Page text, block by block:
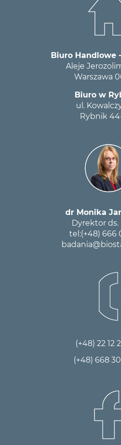
Biuro Handlowe
Aleje
Warszawa
Biuro w
ul.
Rybnik
dr Monika
Dyrektor ds.
tel:(+48) 666
(+48) 22 12
(+48) 668